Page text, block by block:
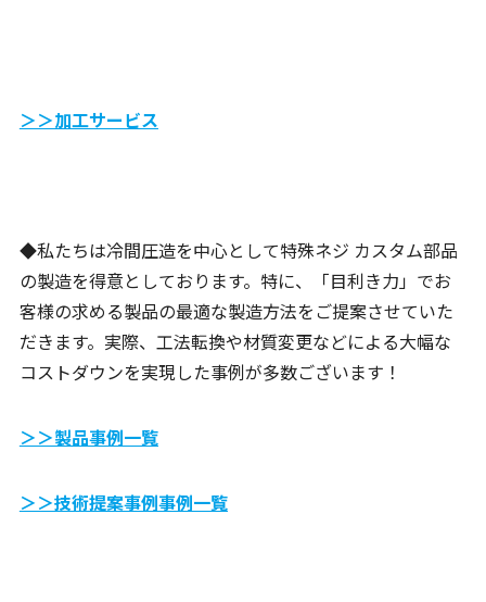
＞＞加工サービス
◆私たちは冷間圧造を中心として特殊ネジ カスタム部品
の製造を得意としております。特に、「目利き力」でお
客様の求める製品の最適な製造方法をご提案させていた
だきます。実際、工法転換や材質変更などによる大幅な
コストダウンを実現した事例が多数ございます！
＞＞製品事例一覧
＞＞技術提案事例事例一覧